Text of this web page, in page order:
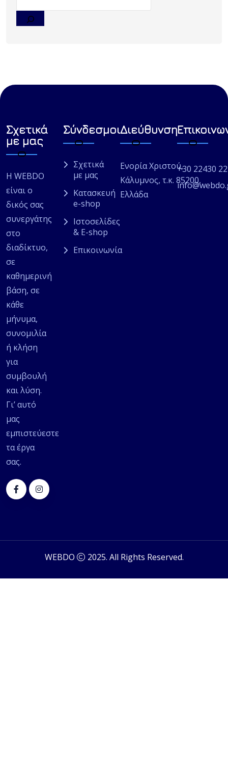
Σχετικά
με μας
Η WEBDO
είναι ο
δικός σας
συνεργάτης
στο
διαδίκτυο,
σε
καθημερινή
βάση, σε
κάθε
μήνυμα,
συνομιλία
ή κλήση
για
συμβουλή
και λύση.
Γι’ αυτό
μας
εμπιστεύεστε
τα έργα
σας.
Σύνδεσμοι
Σχετικά
με μας
Κατασκευή
e-shop
Ιστοσελίδες
& E-shop
Επικοινωνία
Διεύθυνση
Ενορία Χριστού,
Κάλυμνος, τ.κ. 85200,
Ελλάδα
+30 22430
WEBDO 2025. All Rights Reserved.